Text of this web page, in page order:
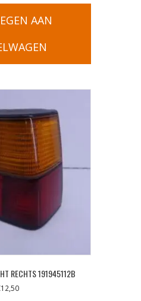
AAN
RECHTS 191945112B
12,50